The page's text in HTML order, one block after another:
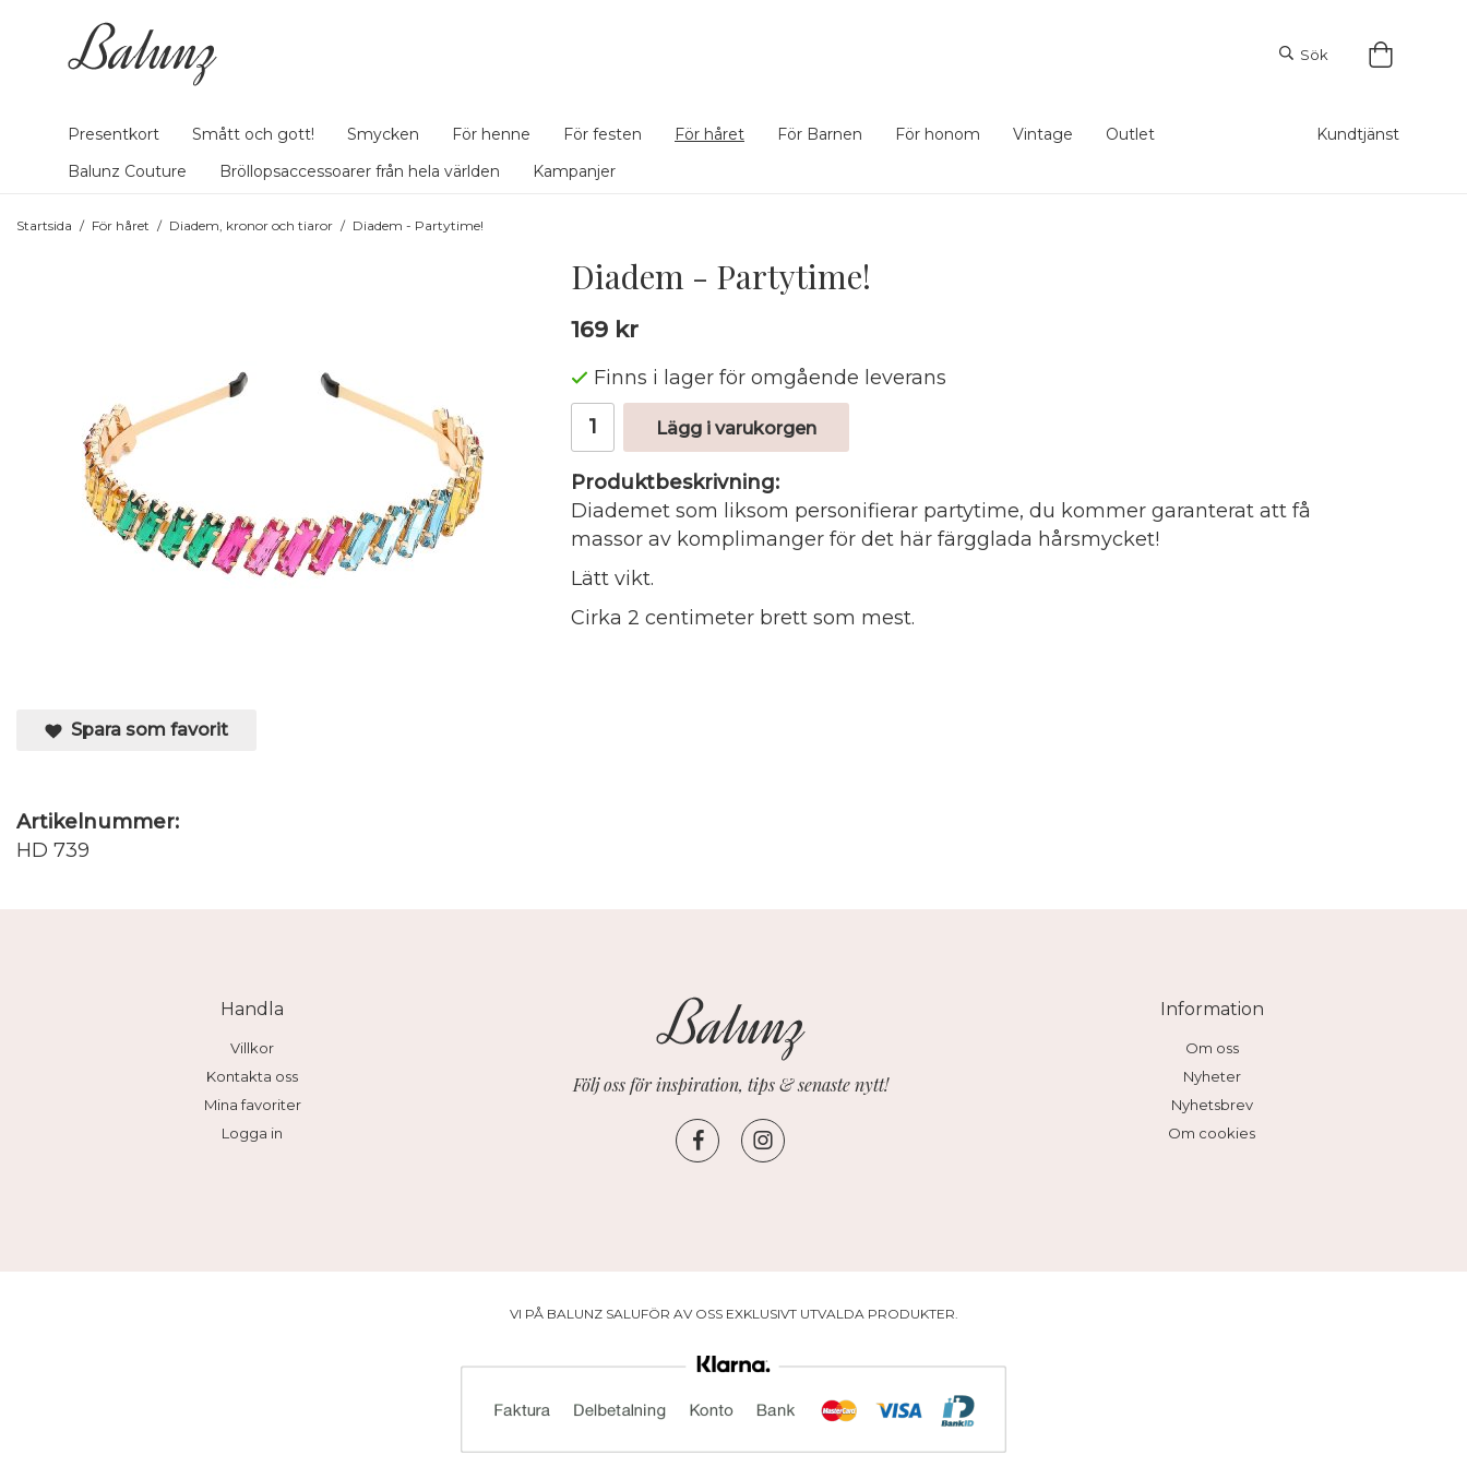
Sök
Presentkort Smått och gott! Smycken För henne För festen För håret För Barnen För honom Vintage
Outlet
Balunz Couture
Bröllopsaccessoarer från hela världen Kampanjer
Kundtjänst
Startsida / För håret / Diadem, kronor och tiaror / Diadem - Partytime!
Diadem - Partytime!
169 kr
Finns i lager för omgående leverans
Lägg i varukorgen
Produktbeskrivning:
Diademet som liksom personifierar partytime, du kommer garanterat att få
massor av komplimanger för det här färgglada hårsmycket!
Lätt vikt.
Cirka 2 centimeter brett som mest.
Spara som favorit
Artikelnummer:
HD 739
Handla
Villkor
Kontakta oss
Mina favoriter
Logga in
Följ oss för inspiration, tips & senaste nytt!
Information
Om oss
Nyheter
Nyhetsbrev
Om cookies
VI PÅ BALUNZ SALUFÖR AV OSS EXKLUSIVT UTVALDA PRODUKTER.